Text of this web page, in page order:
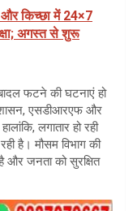
और किच्छा में 24×7
अगस्त से शुरू
फटने की घटनाएं हो
एसडीआरएफ और
लगातार हो रही
है। मौसम विभाग की
और जनता को सुरक्षित